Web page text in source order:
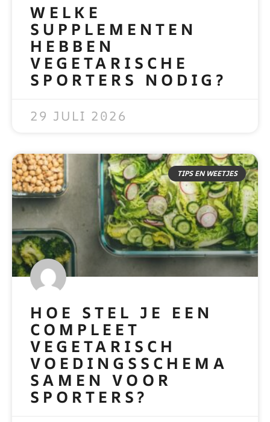
WELKE
SUPPLEMENTEN
HEBBEN
VEGETARISCHE
SPORTERS NODIG?
29 JULI 2026
TIPS EN WEETJES
HOE STEL JE EEN
COMPLEET
VEGETARISCH
VOEDINGSSCHEMA
SAMEN VOOR
SPORTERS?